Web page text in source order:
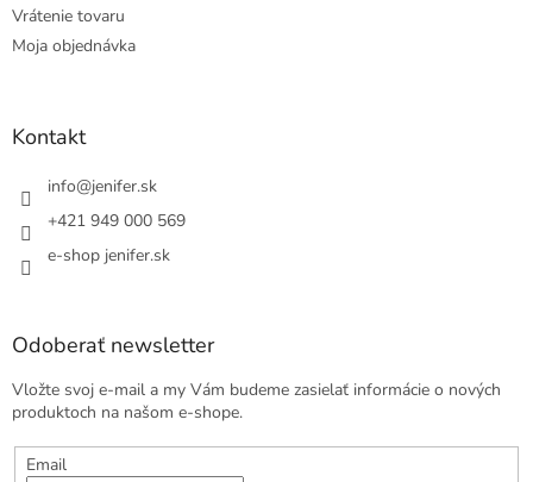
Vrátenie tovaru
Moja objednávka
Kontakt
info@jenifer.sk
+421 949 000 569
e-shop jenifer.sk
Odoberať newsletter
Vložte svoj e-mail a my Vám budeme zasielať informácie o nových
produktoch na našom e-shope.
Email